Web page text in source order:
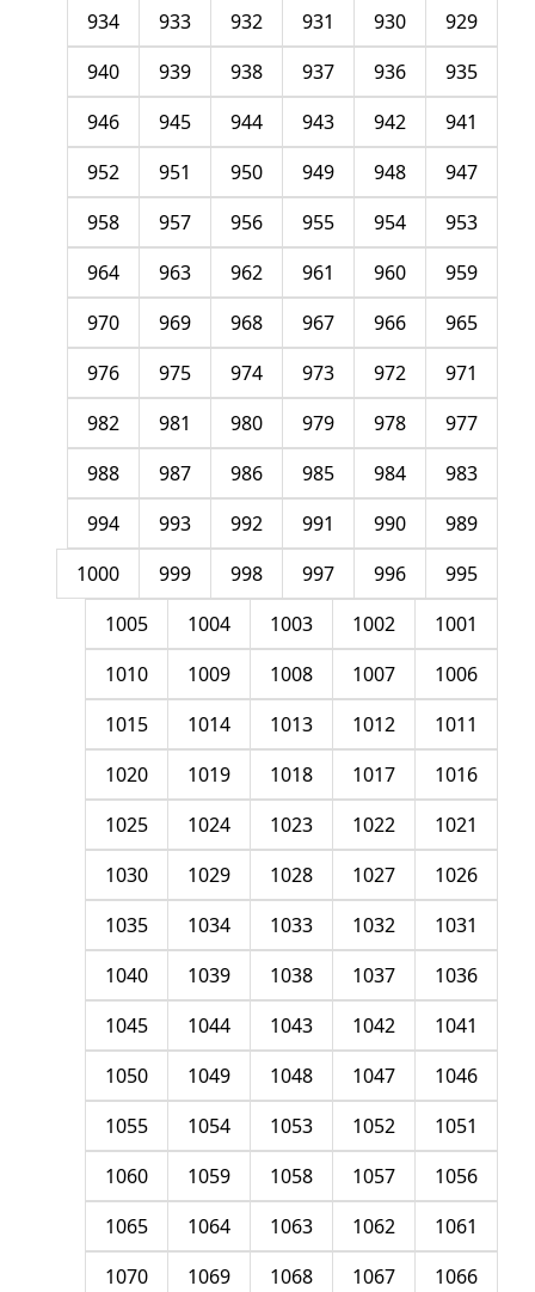
929
930
931
932
933
934
935
936
937
938
939
940
941
942
943
944
945
946
947
948
949
950
951
952
953
954
955
956
957
958
959
960
961
962
963
964
965
966
967
968
969
970
971
972
973
974
975
976
977
978
979
980
981
982
983
984
985
986
987
988
989
990
991
992
993
994
995
996
997
998
999
1000
1001
1002
1003
1004
1005
1006
1007
1008
1009
1010
1011
1012
1013
1014
1015
1016
1017
1018
1019
1020
1021
1022
1023
1024
1025
1026
1027
1028
1029
1030
1031
1032
1033
1034
1035
1036
1037
1038
1039
1040
1041
1042
1043
1044
1045
1046
1047
1048
1049
1050
1051
1052
1053
1054
1055
1056
1057
1058
1059
1060
1061
1062
1063
1064
1065
1066
1067
1068
1069
1070